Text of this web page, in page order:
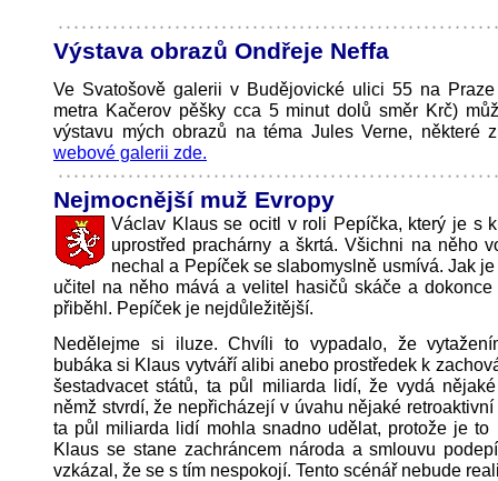
Výstava obrazů Ondřeje Neffa
Ve Svatošově galerii v Budějovické ulici 55 na
metra Kačerov pěšky cca 5 minut dolů směr Krč)
výstavu mých obrazů na téma Jules Verne, některé
webové galerii zde.
Nejmocnější muž Evropy
Václav Klaus se ocitl v roli Pepíčka, který je s
uprostřed prachárny a škrtá. Všichni na něho
nechal a Pepíček se slabomyslně usmívá. Jak
učitel na něho mává a velitel hasičů skáče a
přiběhl. Pepíček je nejdůležitější.
Nedělejme si iluze. Chvíli to vypadalo, že
bubáka si Klaus vytváří alibi anebo prostředek k
šestadvacet států, ta půl miliarda lidí, že vydá
němž stvrdí, že nepřicházejí v úvahu nějaké
ta půl miliarda lidí mohla snadno udělat, protože je to
Klaus se stane zachráncem národa a smlouvu
vzkázal, že se s tím nespokojí. Tento scénář nebude